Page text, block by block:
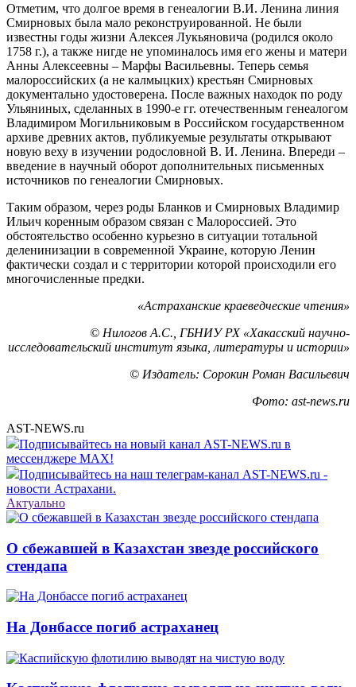
Отметим, что долгое время в генеалогии В.И. Ленина линия
Смирновых была мало реконструированной. Не были
известны годы жизни Алексея Лукьяновича (родился около
1758 г.), а также нигде не упоминалось имя его жены и матери
Анны Алексеевны – Марфы Васильевны. Теперь семья
малороссийских (а не калмыцких) крестьян Смирновых
документально удостоверена. После важных находок по роду
Ульяниных, сделанных в 1990-е гг. отечественным генеалогом
Владимиром Могильниковым в Российском государственном
архиве древних актов, публикуемые результаты открывают
новую веху в изучении родословной В. И. Ленина. Впереди –
введение в научный оборот дополнительных письменных
источников по генеалогии Смирновых.
Таким образом, через роды Бланков и Смирновых Владимир
Ильич коренным образом связан с Малороссией. Это
обстоятельство особенно курьезно в ситуации тотальной
деленинизации в современной Украине, которую Ленин
фактически создал и с территории которой происходили его
многочисленные предки.
«Астраханские краеведческие чтения»
© Нилогов А.С., ГБНИУ РХ «Хакасский научно-
исследовательский институт языка, литературы и истории»
© Издатель: Сорокин Роман Васильевич
Фото: ast-news.ru
AST-NEWS.ru
Подписывайтесь на новый канал AST-NEWS.ru в
мессенджере MAX!
Подписывайтесь на наш телеграм-канал AST-NEWS.ru -
новости Астрахани.
Актуально
О сбежавшей в Казахстан звезде российского
стендапа
На Донбассе погиб астраханец